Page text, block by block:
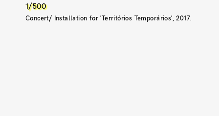
1/500
Concert/ Installation for 'Territórios Temporários', 2017.